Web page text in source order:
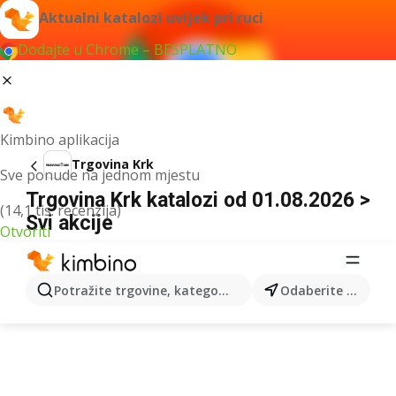
Aktualni katalozi uvijek pri ruci
Dodajte u Chrome – BESPLATNO
Kimbino aplikacija
Sve ponude na jednom mjestu
(14,1 tis. recenzija)
Otvoriti
Potražite trgovine, kategorije, proizvode... Odaberite grad
Trgovina Krk
Trgovina Krk katalozi od 01.08.2026 >
Svi akcije